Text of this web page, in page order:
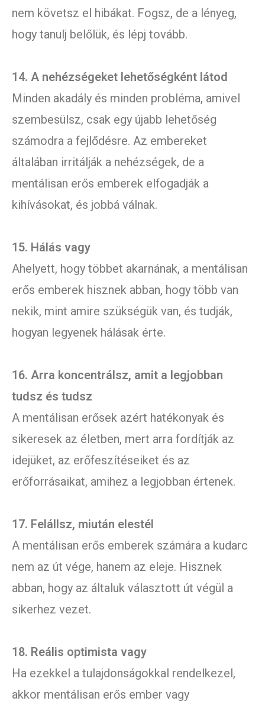
nem követsz el hibákat. Fogsz, de a lényeg,
hogy tanulj belőlük, és lépj tovább.
14. A nehézségeket lehetőségként látod
Minden akadály és minden probléma, amivel
szembesülsz, csak egy újabb lehetőség
számodra a fejlődésre. Az embereket
általában irritálják a nehézségek, de a
mentálisan erős emberek elfogadják a
kihívásokat, és jobbá válnak.
15. Hálás vagy
Ahelyett, hogy többet akarnának, a mentálisan
erős emberek hisznek abban, hogy több van
nekik, mint amire szükségük van, és tudják,
hogyan legyenek hálásak érte.
16. Arra koncentrálsz, amit a legjobban
tudsz és tudsz
A mentálisan erősek azért hatékonyak és
sikeresek az életben, mert arra fordítják az
idejüket, az erőfeszítéseiket és az
erőforrásaikat, amihez a legjobban értenek.
17. Felállsz, miután elestél
A mentálisan erős emberek számára a kudarc
nem az út vége, hanem az eleje. Hisznek
abban, hogy az általuk választott út végül a
sikerhez vezet.
18. Reális optimista vagy
Ha ezekkel a tulajdonságokkal rendelkezel,
akkor mentálisan erős ember vagy